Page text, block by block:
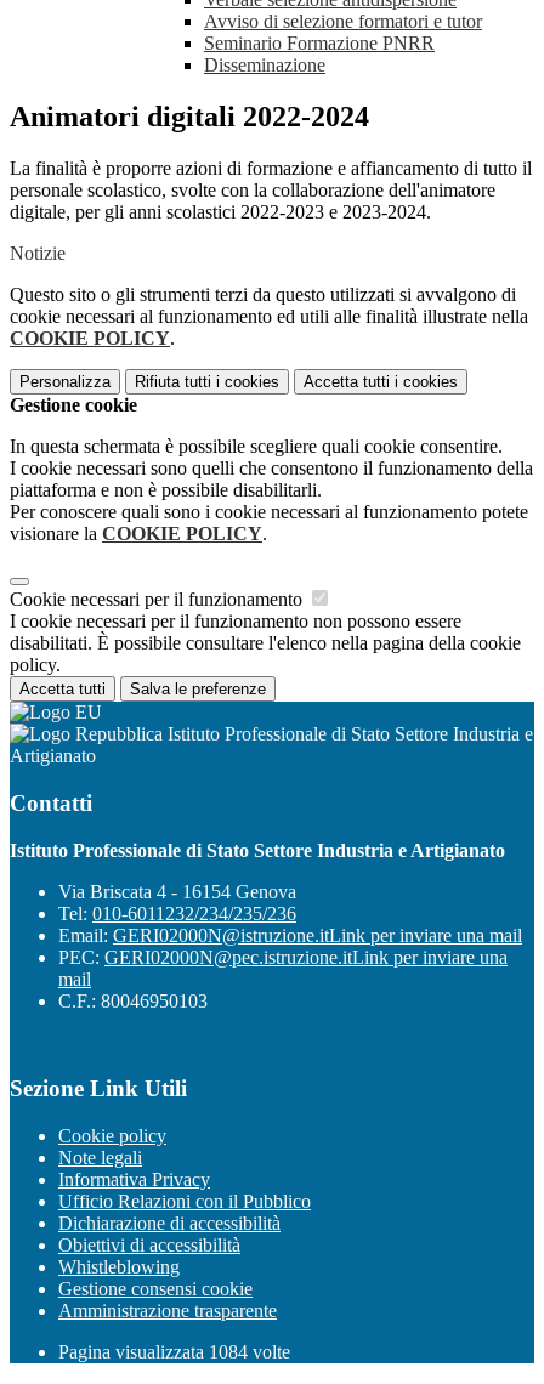
Avviso di selezione formatori e tutor
Seminario Formazione PNRR
Disseminazione
Animatori digitali 2022-2024
La finalità è proporre azioni di formazione e affiancamento di tutto il
personale scolastico, svolte con la collaborazione dell'animatore
digitale, per gli anni scolastici 2022-2023 e 2023-2024.
Notizie
Questo sito o gli strumenti terzi da questo utilizzati si avvalgono di
cookie necessari al funzionamento ed utili alle finalità illustrate nella
COOKIE POLICY.
Personalizza Rifiuta tutti i cookies Accetta tutti i cookies
Gestione cookie
In questa schermata è possibile scegliere quali cookie consentire.
I cookie necessari sono quelli che consentono il funzionamento della
piattaforma e non è possibile disabilitarli.
Per conoscere quali sono i cookie necessari al funzionamento potete
visionare la COOKIE POLICY.
Cookie necessari per il funzionamento
I cookie necessari per il funzionamento non possono essere
disabilitati. È possibile consultare l'elenco nella pagina della cookie
policy.
Accetta tutti Salva le preferenze
Istituto Professionale di Stato Settore Industria e
Artigianato
Contatti
Istituto Professionale di Stato Settore Industria e Artigianato
Via Briscata 4 - 16154 Genova
Tel: 010-6011232/234/235/236
Email: GERI02000N@istruzione.itLink per inviare una mail
PEC: GERI02000N@pec.istruzione.itLink per inviare una
mail
C.F.: 80046950103
Sezione Link Utili
Cookie policy
Note legali
Informativa Privacy
Ufficio Relazioni con il Pubblico
Dichiarazione di accessibilità
Obiettivi di accessibilità
Whistleblowing
Gestione consensi cookie
Amministrazione trasparente
Pagina visualizzata 1084 volte